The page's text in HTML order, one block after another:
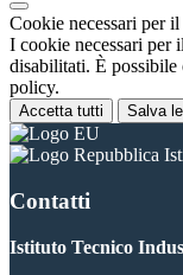
Cookie necessari per
I cookie necessari per
disabilitati. È possibile
policy.
Accetta tutti Salva
Contatti
Istituto Tecnico